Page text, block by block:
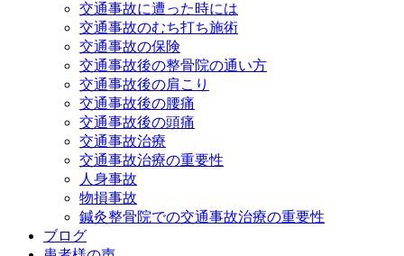
交通事故に遭った時には
交通事故のむち打ち施術
交通事故の保険
交通事故後の整骨院の通い方
交通事故後の肩こり
交通事故後の腰痛
交通事故後の頭痛
交通事故治療
交通事故治療の重要性
人身事故
物損事故
鍼灸整骨院での交通事故治療の重要性
ブログ